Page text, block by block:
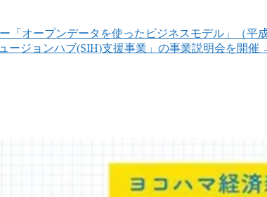
「オープンデータを使ったビジネスモデル」（平
ージョンハブ(SIH)支援事業」の事業説明会を開催